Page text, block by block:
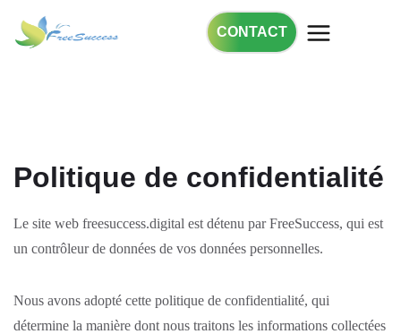
CONTACT
Politique de confidentialité
Le site web freesuccess.digital est détenu par FreeSuccess, qui est
un contrôleur de données de vos données personnelles.
Nous avons adopté cette politique de confidentialité, qui
détermine la manière dont nous traitons les informations collectées